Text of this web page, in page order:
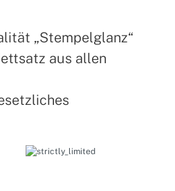
„Stempelglanz“
aus allen